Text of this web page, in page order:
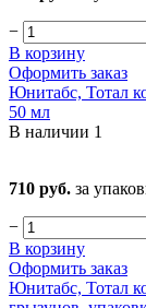
−
В корзину
Оформить заказ
Юнитабс, Тотал
50 мл
В наличии 1
710 руб. за
−
В корзину
Оформить заказ
Юнитабс, Тотал